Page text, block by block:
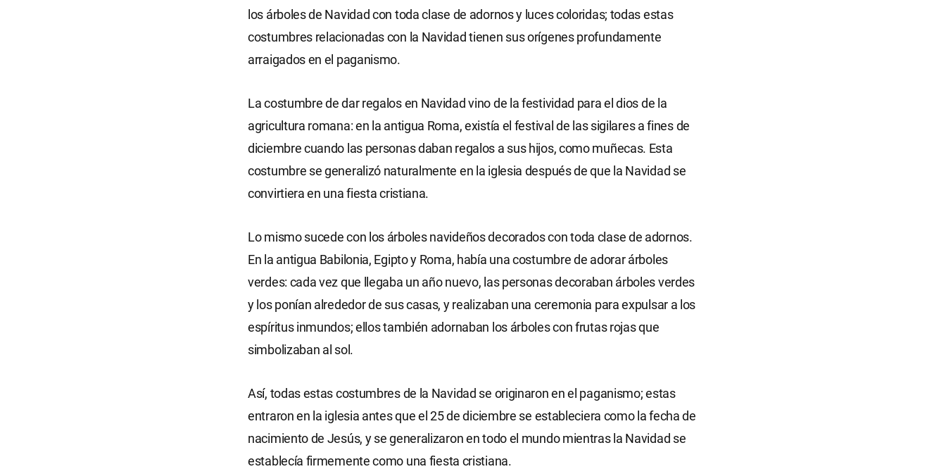
los árboles de Navidad con toda clase de adornos y luces coloridas; todas estas
costumbres relacionadas con la Navidad tienen sus orígenes profundamente
arraigados en el paganismo.
La costumbre de dar regalos en Navidad vino de la festividad para el dios de la
agricultura romana: en la antigua Roma, existía el festival de las sigilares a fines de
diciembre cuando las personas daban regalos a sus hijos, como muñecas. Esta
costumbre se generalizó naturalmente en la iglesia después de que la Navidad se
convirtiera en una fiesta cristiana.
Lo mismo sucede con los árboles navideños decorados con toda clase de adornos.
En la antigua Babilonia, Egipto y Roma, había una costumbre de adorar árboles
verdes: cada vez que llegaba un año nuevo, las personas decoraban árboles verdes
y los ponían alrededor de sus casas, y realizaban una ceremonia para expulsar a los
espíritus inmundos; ellos también adornaban los árboles con frutas rojas que
simbolizaban al sol.
Así, todas estas costumbres de la Navidad se originaron en el paganismo; estas
entraron en la iglesia antes que el 25 de diciembre se estableciera como la fecha de
nacimiento de Jesús, y se generalizaron en todo el mundo mientras la Navidad se
establecía firmemente como una fiesta cristiana.